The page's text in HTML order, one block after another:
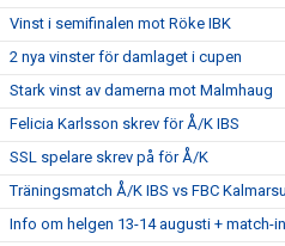
Vinst i semifinalen mot Röke IBK
2 nya vinster för damlaget i cupen
Stark vinst av damerna mot Malmhaug
Felicia Karlsson skrev för Å/K IBS
SSL spelare skrev på för Å/K
Träningsmatch Å/K IBS vs FBC
Info om helgen 13-14 augusti + match-